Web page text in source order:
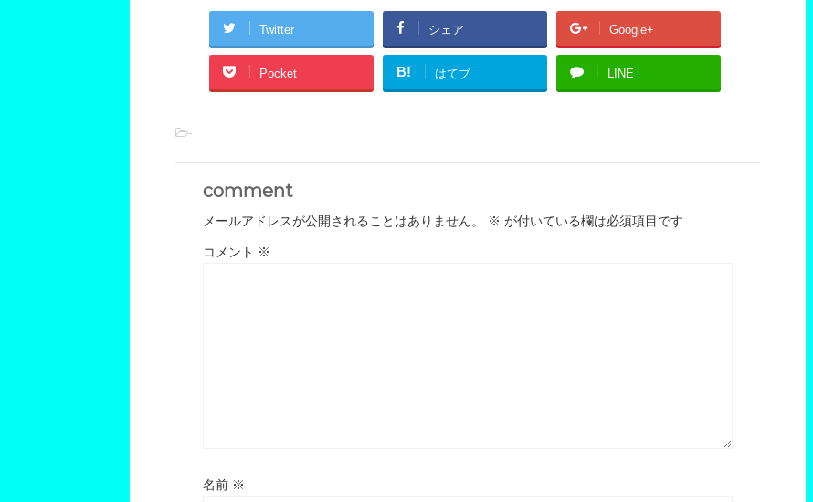
Twitter シェア Google+
Pocket B! はてブ LINE
-
comment
メールアドレスが公開されることはありません。 ※ が付いている欄は必須項目です
コメント ※
名前 ※